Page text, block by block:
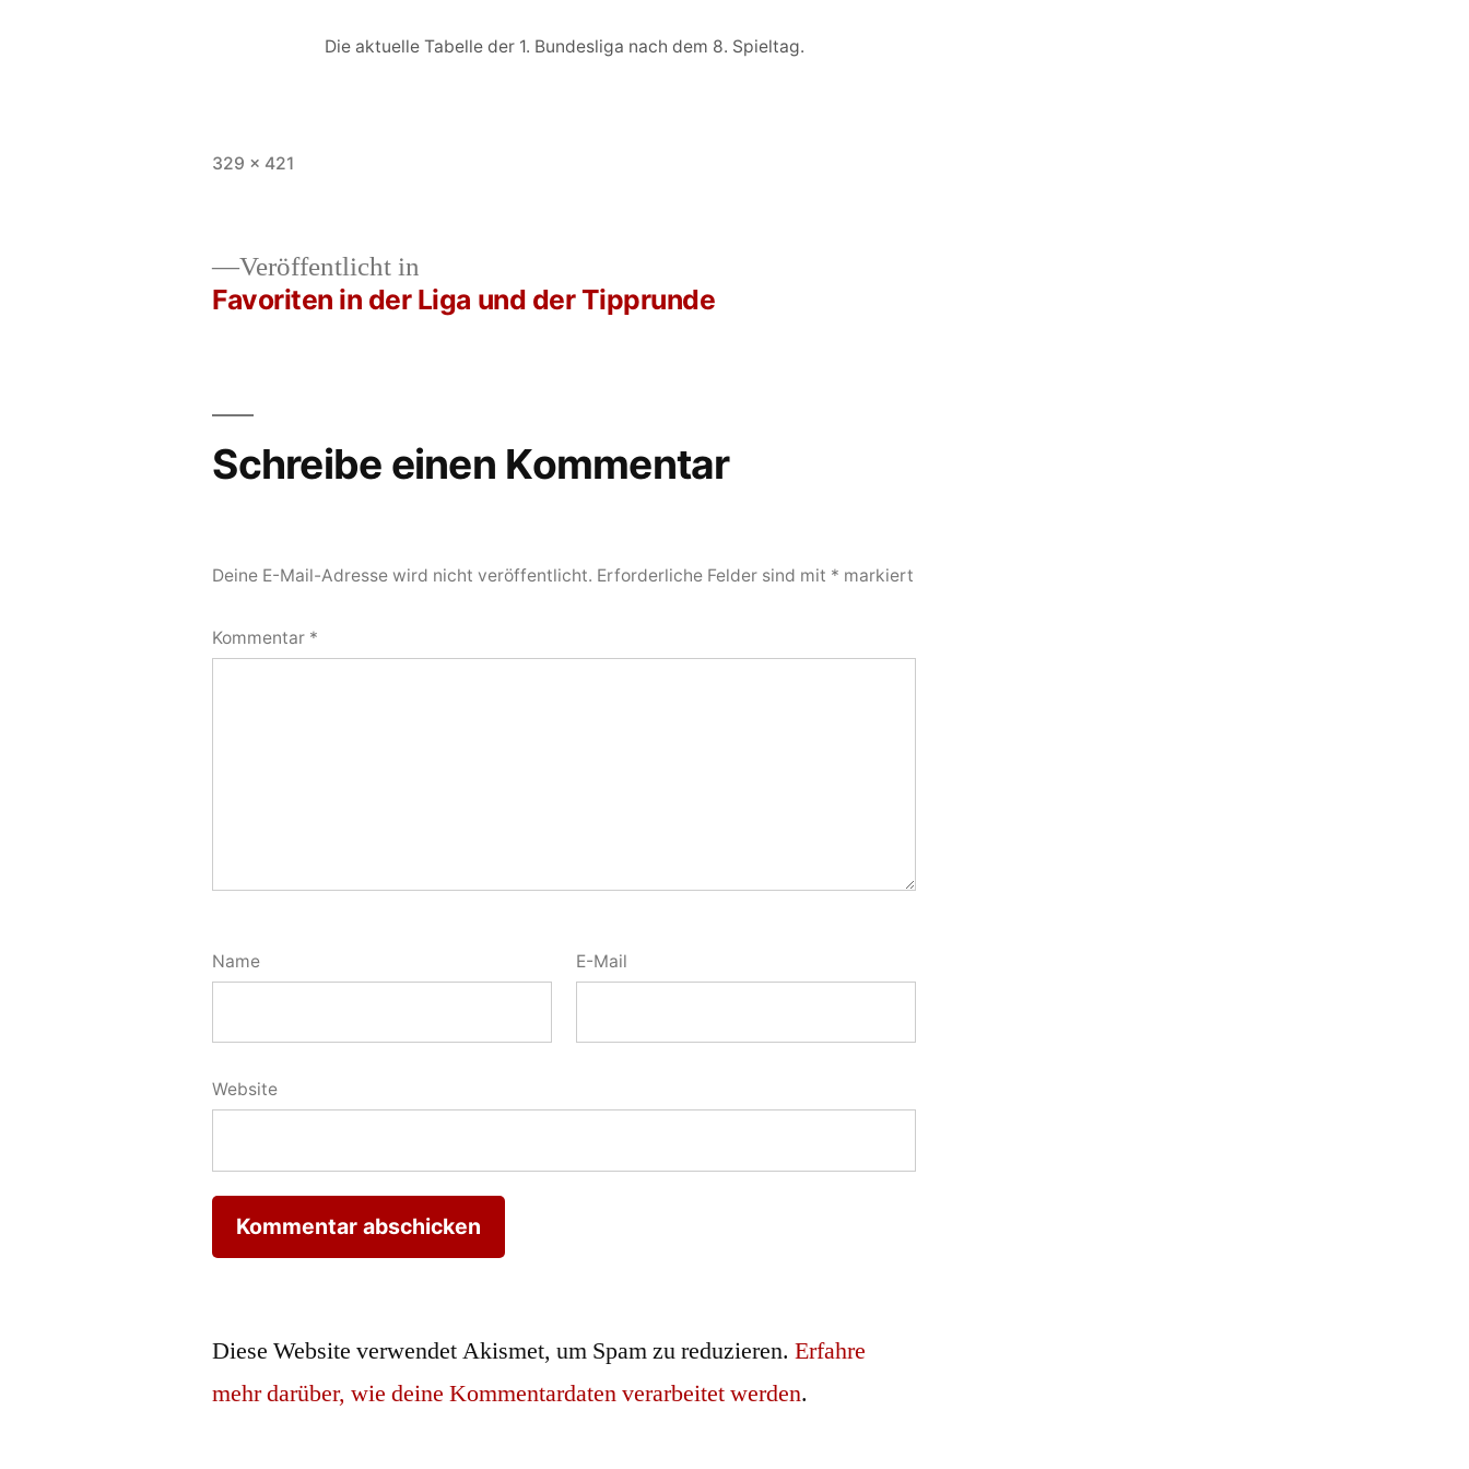
Die aktuelle Tabelle der 1. Bundesliga nach dem 8. Spieltag.
Vollständige
329 × 421
Beitrags-
Navigation
Veröffentlicht in
Favoriten in der Liga und der Tipprunde
Schreibe einen Kommentar
Deine E-Mail-Adresse wird nicht veröffentlicht. Erforderliche Felder sind mit * markiert
Kommentar *
Name E-Mail
Website
Diese Website verwendet Akismet, um Spam zu reduzieren.Erfahre
mehr darüber, wie deine Kommentardaten verarbeitet werden.